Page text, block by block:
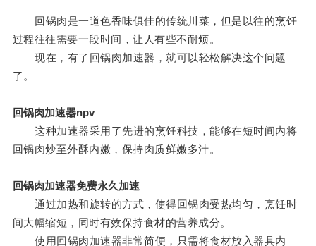
回锅肉是一道色香味俱佳的传统川菜，但是以往的烹饪
过程往往需要一段时间，让人有些不耐烦。
现在，有了回锅肉加速器，就可以轻松解决这个问题
了。
回锅肉加速器npv
这种加速器采用了先进的烹饪科技，能够在短时间内将
回锅肉炒至外酥内嫩，保持肉质鲜嫩多汁。
回锅肉加速器免费永久加速
通过加热和旋转的方式，使得回锅肉受热均匀，烹饪时
间大幅缩短，同时有效保持食材的营养成分。
使用回锅肉加速器非常简便，只需将食材放入器具内